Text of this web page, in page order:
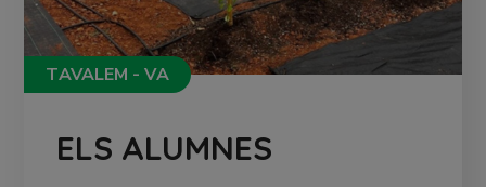
TAVALEM - VA
ELS ALUMNES